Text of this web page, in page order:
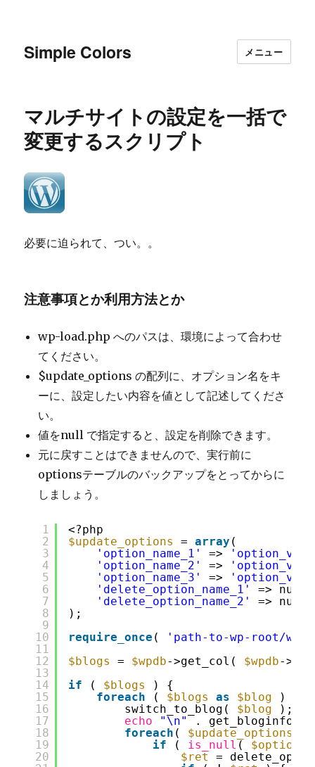
Simple Colors メニュー
マルチサイトの設定を一括で
変更するスクリプト
必要に迫られて、つい。。
注意事項とか利用方法とか
wp-load.php へのパスは、環境によって合わせ
てください。
$update_options の配列に、オプション名をキ
ーに、設定したい内容を値として記述してくださ
い。
値をnull で指定すると、設定を削除できます。
元に戻すことはできませんので、実行前に
optionsテーブルのバックアップをとってからに
しましょう。
1
2
3
4
5
6
7
8
9
10
11
12
13
14
15
16
17
18
19
20
<?php
$update_options
= array (
'option_name_1'
=>
'option_name_2'
=>
'option_name_3'
=>
'delete_option_name_1'
=> null,
'delete_option_name_2'
=> null,
);
require_once (
'path-to-wp-root/wp-
$blogs
= $wpdb->get_col( $wpdb-
if
( $blogs
) {
foreach
( $blogs as $blog
) {
switch_to_blog( $blog
);
echo
"\n" . get_bloginfo(
foreach ( $update_options
if
( is_null (
$ret
=